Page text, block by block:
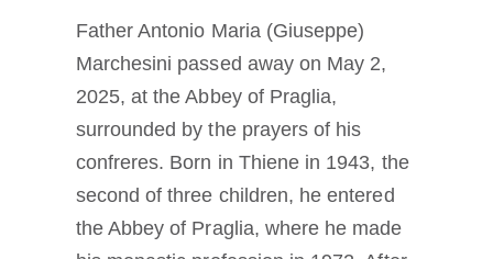
Archivio OSB.org
Father Antonio Maria (Giuseppe)
Marchesini passed away on May 2,
2025, at the Abbey of Praglia,
surrounded by the prayers of his
confreres. Born in Thiene in 1943, the
second of three children, he entered
the Abbey of Praglia, where he made